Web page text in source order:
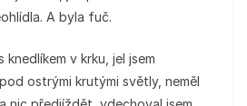
A byla fuč.
knedlíkem v krku, jel jsem
ostrými krutými světly, neměl